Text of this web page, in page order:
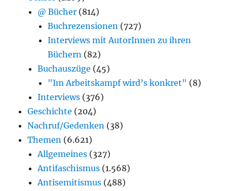
@ Bücher (814)
Buchrezensionen (727)
Interviews mit AutorInnen zu ihren
Büchern (82)
Buchauszüge (45)
"Im Arbeitskampf wird’s konkret" (8)
Interviews (376)
Geschichte (204)
Nachruf/Gedenken (38)
Themen (6.621)
Allgemeines (327)
Antifaschismus (1.568)
Antisemitismus (488)